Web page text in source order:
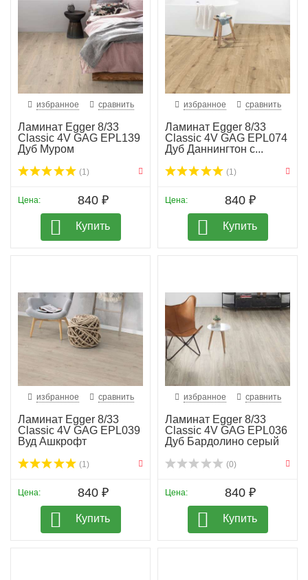
избранное сравнить
Ламинат Egger 8/33
Classic 4V GAG EPL139
Дуб Муром
(1)
Цена: 840 ₽
Купить
избранное сравнить
Ламинат Egger 8/33
Classic 4V GAG EPL074
Дуб Даннингтон с...
(1)
Цена: 840 ₽
Купить
избранное сравнить
Ламинат Egger 8/33
Classic 4V GAG EPL039
Вуд Ашкрофт
(1)
Цена: 840 ₽
Купить
избранное сравнить
Ламинат Egger 8/33
Classic 4V GAG EPL036
Дуб Бардолино серый
(0)
Цена: 840 ₽
Купить